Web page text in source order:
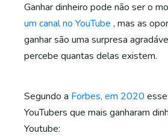
Ganhar dinheiro pode não ser o
um canal no YouTube , mas as
ganhar são uma surpresa
percebe quantas delas existem.
Segundo a Forbes, em 2020
YouTubers que mais ganharam
Youtube: